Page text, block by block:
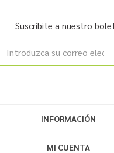
Suscribite a nuestro
INFORMACIÓN
MI CUENTA